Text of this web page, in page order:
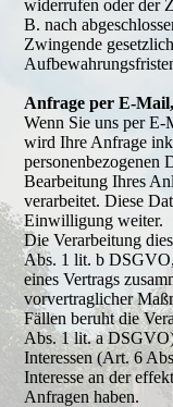
widerrufen oder der
B. nach
Zwingende
Anfrage per E-
Wenn Sie uns per
wird Ihre Anfrage
personenbezogenen
Bearbeitung Ihres
verarbeitet. Diese
Einwilligung weiter.
Die Verarbeitung
Abs. 1 lit. b
eines Vertrags
vorvertraglicher
Fällen beruht die
Abs. 1 lit. a
Interessen (Art. 6
Interesse an der
Anfragen haben.